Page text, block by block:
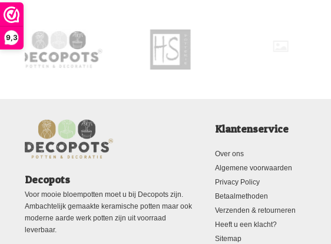
9,3
Decopots
Voor mooie bloempotten moet u bij Decopots zijn.
Ambachtelijk gemaakte keramische potten maar ook
moderne aarde werk potten zijn uit voorraad
leverbaar.
Klantenservice
Over ons
Algemene voorwaarden
Privacy Policy
Betaalmethoden
Verzenden & retourneren
Heeft u een klacht?
Sitemap